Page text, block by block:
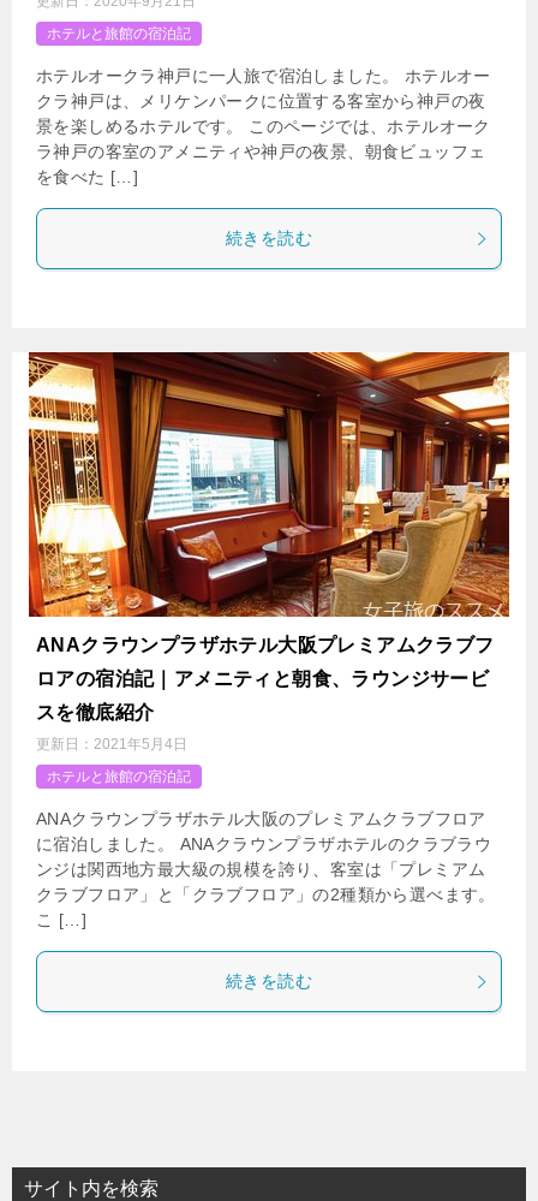
ホテルと旅館の宿泊記
ホテルオークラ神戸に一人旅で宿泊しました。 ホテルオー
クラ神戸は、メリケンパークに位置する客室から神戸の夜
景を楽しめるホテルです。 このページでは、ホテルオーク
ラ神戸の客室のアメニティや神戸の夜景、朝食ビュッフェ
を食べた […]
続きを読む
ANAクラウンプラザホテル大阪プレミアムクラブフ
ロアの宿泊記｜アメニティと朝食、ラウンジサービ
スを徹底紹介
更新日： 2021年5月4日
ホテルと旅館の宿泊記
ANAクラウンプラザホテル大阪のプレミアムクラブフロア
に宿泊しました。 ANAクラウンプラザホテルのクラブラウ
ンジは関西地方最大級の規模を誇り、客室は「プレミアム
クラブフロア」と「クラブフロア」の2種類から選べます。
こ […]
続きを読む
サイト内を検索